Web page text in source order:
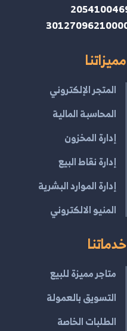
مميزاتنا
المتجر الإلكتروني
المحاسبة المالية
إدارة المخزون
إدارة نقاط البيع
إدارة الموارد البشرية
المنيو الالكتروني
خدماتنا
متاجر مميزة للبيع
التسويق بالعمولة
الطلبات الخاصة